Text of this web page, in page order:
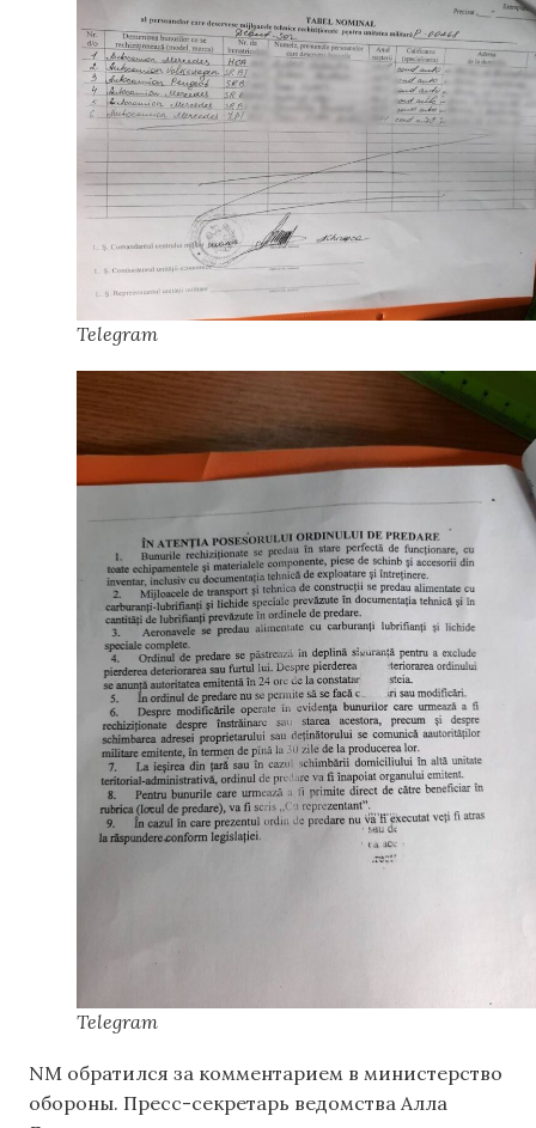
Telegram
Telegram
NM обратился за комментарием в министерство
обороны. Пресс-секретарь ведомства Алла